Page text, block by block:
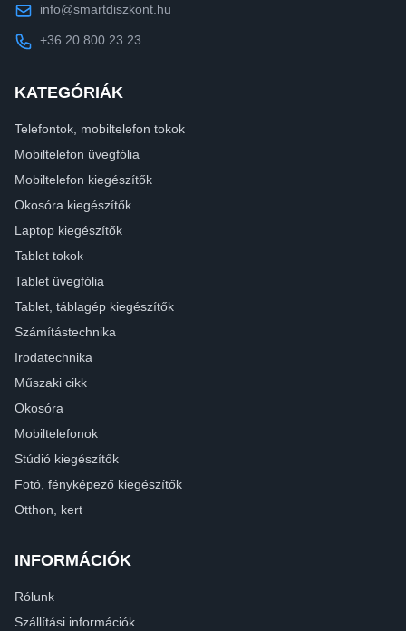
info@smartdiszkont.hu
+36 20 800 23 23
KATEGÓRIÁK
Telefontok, mobiltelefon tokok
Mobiltelefon üvegfólia
Mobiltelefon kiegészítők
Okosóra kiegészítők
Laptop kiegészítők
Tablet tokok
Tablet üvegfólia
Tablet, táblagép kiegészítők
Számítástechnika
Irodatechnika
Műszaki cikk
Okosóra
Mobiltelefonok
Stúdió kiegészítők
Fotó, fényképező kiegészítők
Otthon, kert
INFORMÁCIÓK
Rólunk
Szállítási információk